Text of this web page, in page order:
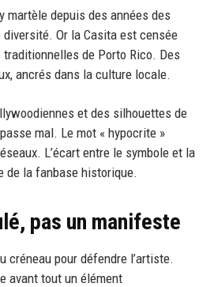
martèle depuis des années des
diversité. Or la Casita est censée
de Porto Rico. Des
ancrés dans la culture locale.
et des silhouettes de
mal. Le mot « hypocrite »
L’écart entre le symbole et la
de la fanbase historique.
pas un manifeste
créneau pour défendre l’artiste.
avant tout un élément